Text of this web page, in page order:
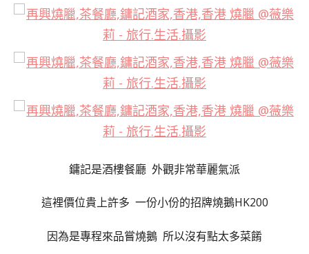
鏞記是酒樓餐廳 外觀非常華麗氣派
這裡價位貴上許多 一份小份的招牌燒鵝HK200
因為是專程來品嘗燒鵝 所以沒有點太多菜餚